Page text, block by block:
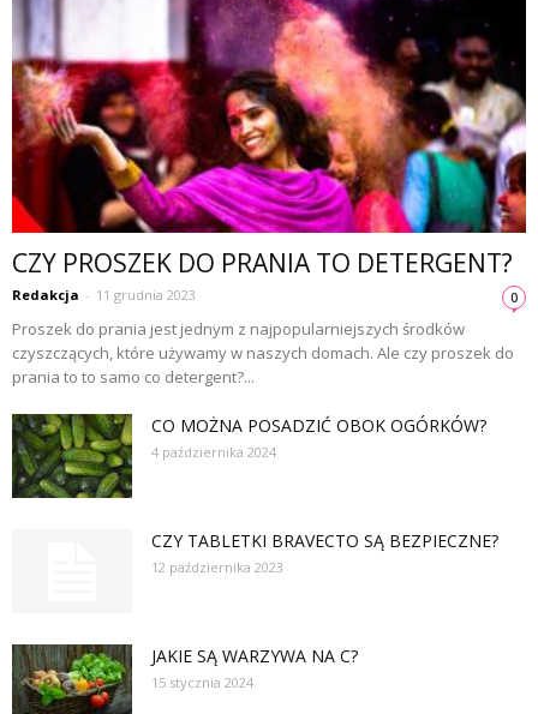
CZY PROSZEK DO PRANIA TO DETERGENT?
Redakcja - 11 grudnia 2023 0
Proszek do prania jest jednym z najpopularniejszych środków
czyszczących, które używamy w naszych domach. Ale czy proszek do
prania to to samo co detergent?...
CO MOŻNA POSADZIĆ OBOK OGÓRKÓW?
4 października 2024
CZY TABLETKI BRAVECTO SĄ BEZPIECZNE?
12 października 2023
JAKIE SĄ WARZYWA NA C?
15 stycznia 2024